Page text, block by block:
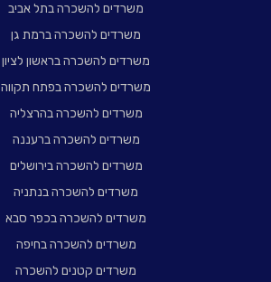
משרדים להשכרה בתל אביב
משרדים להשכרה ברמת גן
משרדים להשכרה בראשון לציון
משרדים להשכרה בפתח תקווה
משרדים להשכרה בהרצליה
משרדים להשכרה ברעננה
משרדים להשכרה בירושלים
משרדים להשכרה בנתניה
משרדים להשכרה בכפר סבא
משרדים להשכרה בחיפה
משרדים קטנים להשכרה